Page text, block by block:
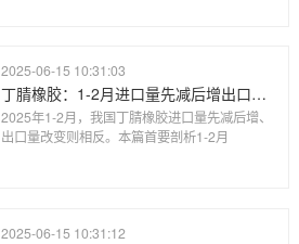
2025-06-15 10:31:03
丁腈橡胶：1-2月进口量先减后增出口量先增后减
2025年1-2月，我国丁腈橡胶进口量先减后增、
出口量改变则相反。本篇首要剖析1-2月
2025-06-15 10:31:12